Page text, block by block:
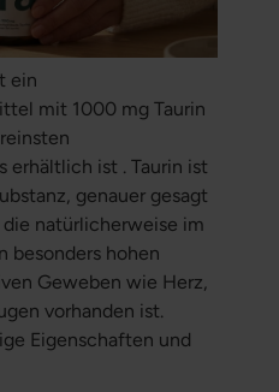
ein
mit 1000 mg Taurin
erhältlich ist . Taurin ist
genauer gesagt
natürlicherweise im
besonders hohen
Geweben wie Herz,
vorhanden ist.
Eigenschaften und